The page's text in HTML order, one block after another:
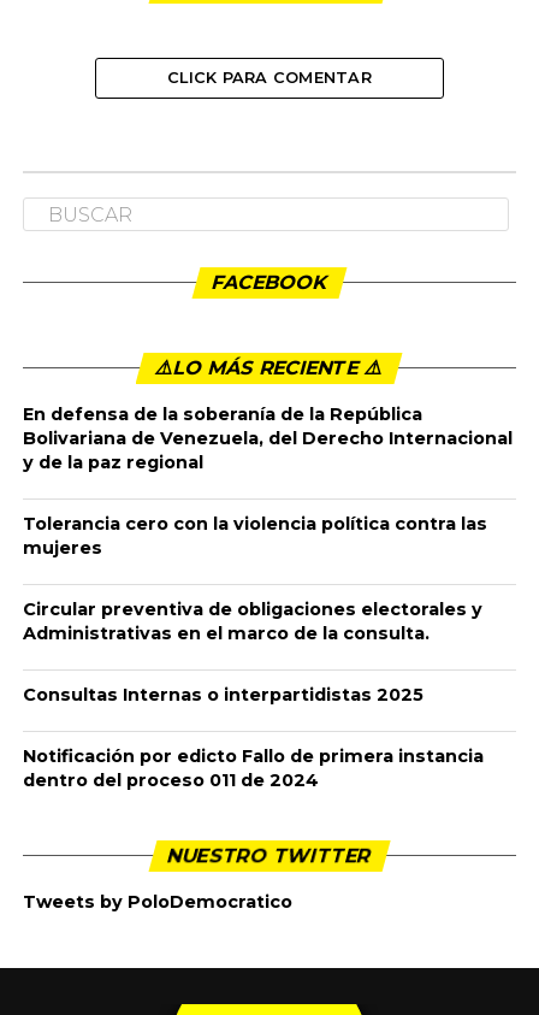
CLICK PARA COMENTAR
FACEBOOK
⚠️LO MÁS RECIENTE ⚠️️
En defensa de la soberanía de la República
Bolivariana de Venezuela, del Derecho Internacional
y de la paz regional
Tolerancia cero con la violencia política contra las
mujeres
Circular preventiva de obligaciones electorales y
Administrativas en el marco de la consulta.
Consultas Internas o interpartidistas 2025
Notificación por edicto Fallo de primera instancia
dentro del proceso 011 de 2024
NUESTRO TWITTER
Tweets by PoloDemocratico